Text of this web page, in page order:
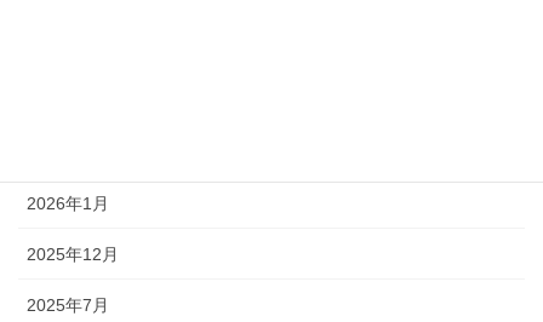
2026年1月
2025年12月
2025年7月